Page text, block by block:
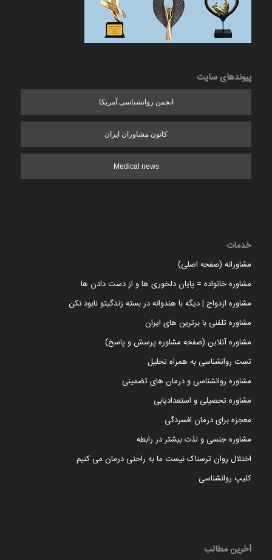
پیوندهای سایت
انجمن روانشناسی آمریکا
کانون مشاوران ایران
Medical news
خدمات
مشاورانه (صفحه اصلی)
مشاوره خانواده = پایان دلخوری ها و از دست دادن ها
مشاوره ازدواج | دیگه با هندوانه در بسته زندگیتو نابود نکن
مشاوره تلفنی با برترین های ایران
مشاوره آنلاین (صفحه مشاوره پرسش و پاسخ)
تست روانشناسی به همراه تحلیل
مشاوره روانشناسی و درمان های تضمینی
مشاوره تحصیلی و استعدادیابی
معجزه برای درمان افسردگی
مشاوره جنسی و لذت بیشتر در رابطه
اختلال روان ترسناک نیست ما به راحتی درمان می کنیم
کلیپ روانشناسی
آخرین مطالب